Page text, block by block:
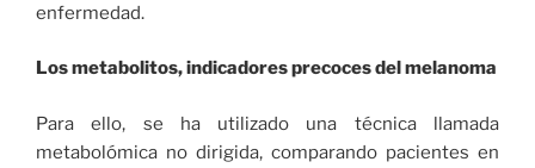
enfermedad.
Los metabolitos, indicadores precoces del melanoma
Para ello, se ha utilizado una técnica llamada
metabolómica no dirigida, comparando pacientes en